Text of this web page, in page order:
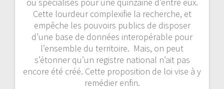
Cette lourdeur complexifie la recherche, et
empêche les pouvoirs publics de disposer
d’une base de données interopérable pour
l’ensemble du territoire. Mais, on peut
s’étonner qu’un registre national n’ait pas
encore été créé. Cette proposition de loi vise à y
remédier enfin.